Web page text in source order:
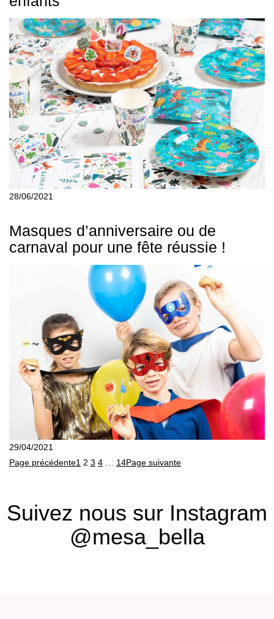
28/06/2021
Masques d’anniversaire ou de
carnaval pour une fête réussie !
29/04/2021
Page précédente1 2 3 4 … 14Page suivante
Suivez nous sur Instagram
@mesa_bella